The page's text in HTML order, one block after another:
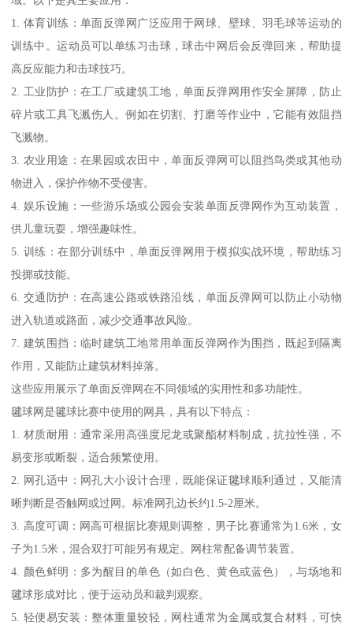
1. 体育训练：单面反弹网广泛应用于网球、壁球、羽毛球等运动的
训练中。运动员可以单练习击球，球击中网后会反弹回来，帮助提
高反应能力和击球技巧。
2. 工业防护：在工厂或建筑工地，单面反弹网用作安全屏障，防止
碎片或工具飞溅伤人。例如在切割、打磨等作业中，它能有效阻挡
飞溅物。
3. 农业用途：在果园或农田中，单面反弹网可以阻挡鸟类或其他动
物进入，保护作物不受侵害。
4. 娱乐设施：一些游乐场或公园会安装单面反弹网作为互动装置，
供儿童玩耍，增强趣味性。
5. 训练：在部分训练中，单面反弹网用于模拟实战环境，帮助练习
投掷或技能。
6. 交通防护：在高速公路或铁路沿线，单面反弹网可以防止小动物
进入轨道或路面，减少交通事故风险。
7. 建筑围挡：临时建筑工地常用单面反弹网作为围挡，既起到隔离
作用，又能防止建筑材料掉落。
这些应用展示了单面反弹网在不同领域的实用性和多功能性。
毽球网是毽球比赛中使用的网具，具有以下特点：
1. 材质耐用：通常采用高强度尼龙或聚酯材料制成，抗拉性强，不
易变形或断裂，适合频繁使用。
2. 网孔适中：网孔大小设计合理，既能保证毽球顺利通过，又能清
晰判断是否触网或过网。标准网孔边长约1.5-2厘米。
3. 高度可调：网高可根据比赛规则调整，男子比赛通常为1.6米，女
子为1.5米，混合双打可能另有规定。网柱常配备调节装置。
4. 颜色鲜明：多为醒目的单色（如白色、黄色或蓝色），与场地和
毽球形成对比，便于运动员和裁判观察。
5. 轻便易安装：整体重量较轻，网柱通常为金属或复合材料，可快